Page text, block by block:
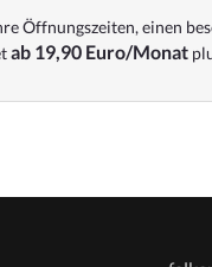
Öffnungszeiten, einen
ab 19,90 Euro/Monat